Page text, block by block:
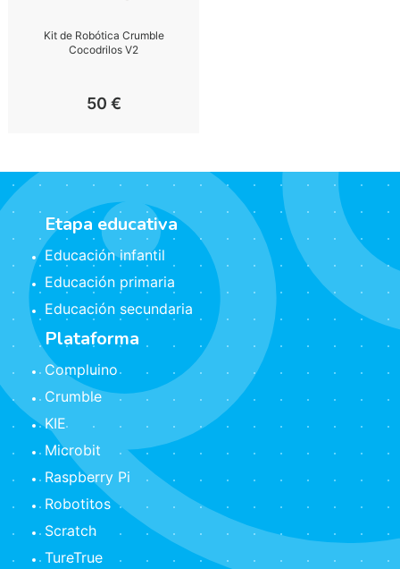
Kit de Robótica Crumble
Cocodrilos V2
50 €
Etapa educativa
Educación infantil
Educación primaria
Educación secundaria
Plataforma
Compluino
Crumble
KIE
Microbit
Raspberry Pi
Robotitos
Scratch
TureTrue